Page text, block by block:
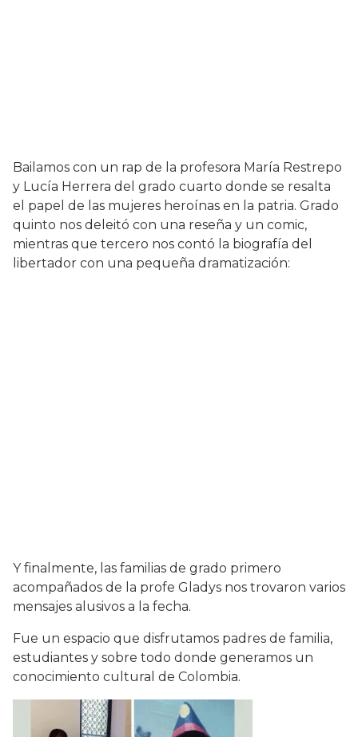
Bailamos con un rap de la profesora María Restrepo
y Lucía Herrera del grado cuarto donde se resalta
el papel de las mujeres heroínas en la patria. Grado
quinto nos deleitó con una reseña y un comic,
mientras que tercero nos contó la biografía del
libertador con una pequeña dramatización:
Y finalmente, las familias de grado primero
acompañados de la profe Gladys nos trovaron varios
mensajes alusivos a la fecha.
Fue un espacio que disfrutamos padres de familia,
estudiantes y sobre todo donde generamos un
conocimiento cultural de Colombia.